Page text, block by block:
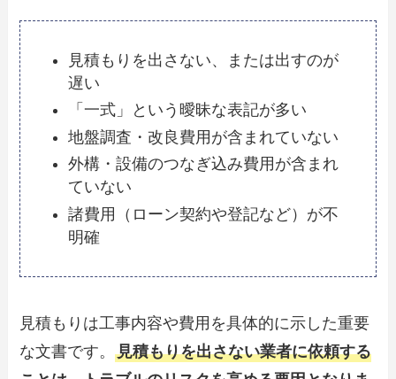
見積もりを出さない、または出すのが
遅い
「一式」という曖昧な表記が多い
地盤調査・改良費用が含まれていない
外構・設備のつなぎ込み費用が含まれ
ていない
諸費用（ローン契約や登記など）が不
明確
見積もりは工事内容や費用を具体的に示した重要
な文書です。見積もりを出さない業者に依頼する